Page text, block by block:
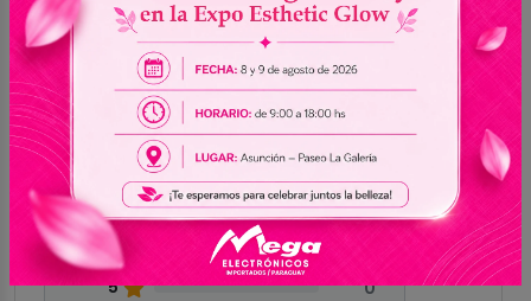
Enviar reseña
0.0
Sin reseñas
5
0